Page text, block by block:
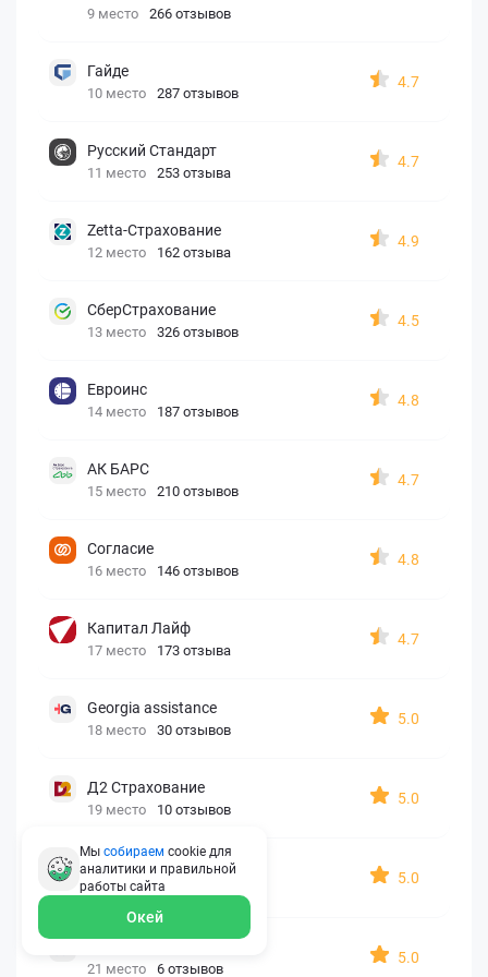
9 место 266 отзывов
Гайде
10 место 287 отзывов
4.7
Русский Стандарт
11 место 253 отзыва
4.7
Zetta-Страхование
12 место 162 отзыва
4.9
СберСтрахование
13 место 326 отзывов
4.5
Евроинс
14 место 187 отзывов
4.8
АК БАРС
15 место 210 отзывов
4.7
Согласие
16 место 146 отзывов
4.8
Капитал Лайф
17 место 173 отзыва
4.7
Georgia assistance
18 место 30 отзывов
5.0
Д2 Страхование
19 место 10 отзывов
5.0
АйАйСи
20 место 7 отзывов
5.0
21 место 6 отзывов
5.0
Мы собираем cookie для
аналитики и правильной
работы сайта
Окей